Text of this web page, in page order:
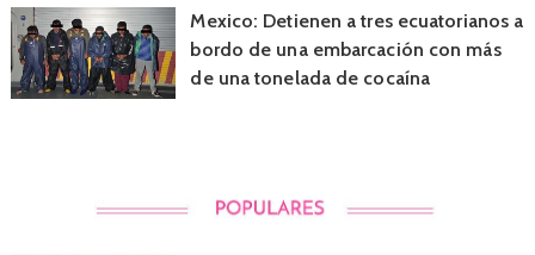
Mexico: Detienen a tres ecuatorianos a
bordo de una embarcación con más
de una tonelada de cocaína